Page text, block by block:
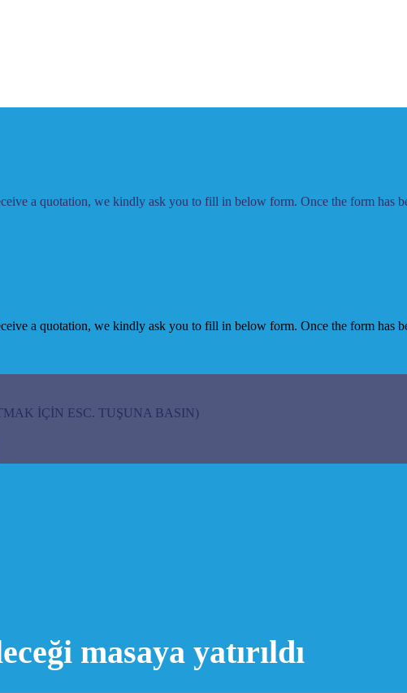
a quotation, we kindly ask you to fill in below form. Once the form has
a quotation, we kindly ask you to fill in below form. Once the form has
İÇİN ESC. TUŞUNA BASIN)
masaya yatırıldı